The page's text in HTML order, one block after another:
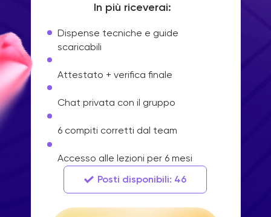
Dispense tecniche e guide
scaricabili
Attestato + verifica finale
Chat privata con il gruppo
6 compiti corretti dal team
Accesso alle lezioni per 6 mesi
In più riceverai:
Posti disponibili: 46